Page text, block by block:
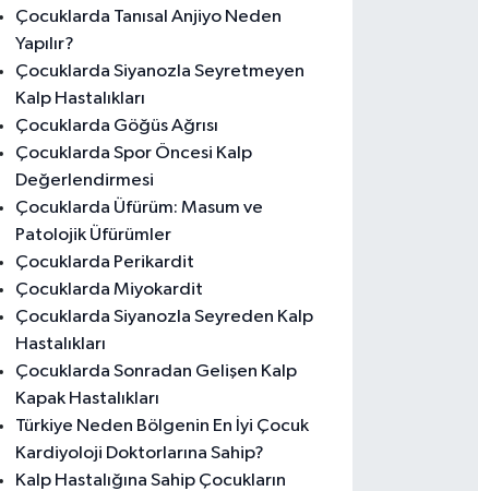
Çocuklarda Tanısal Anjiyo Neden
Yapılır?
Çocuklarda Siyanozla Seyretmeyen
Kalp Hastalıkları
Çocuklarda Göğüs Ağrısı
Çocuklarda Spor Öncesi Kalp
Değerlendirmesi
Çocuklarda Üfürüm: Masum ve
Patolojik Üfürümler
Çocuklarda Perikardit
Çocuklarda Miyokardit
Çocuklarda Siyanozla Seyreden Kalp
Hastalıkları
Çocuklarda Sonradan Gelişen Kalp
Kapak Hastalıkları
Türkiye Neden Bölgenin En İyi Çocuk
Kardiyoloji Doktorlarına Sahip?
Kalp Hastalığına Sahip Çocukların